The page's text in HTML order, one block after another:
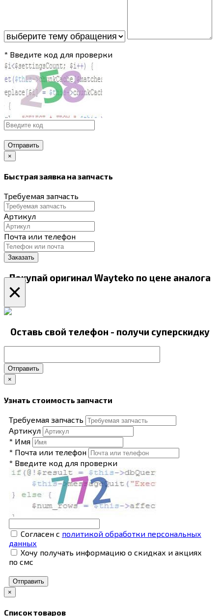
* Введите код для проверки
Отправить
×
Быстрая заявка на запчасть
Требуемая запчасть
Артикул
Почта или телефон
Покупай оригинал Wayteko по цене аналога
×
Оставь свой телефон - получи суперскидку
Отправить
×
Узнать стоимость запчасти
Требуемая запчасть
Артикул
* Имя
* Почта или телефон
* Введите код для проверки
Согласен с политикой обработки персональных
данных
Хочу получать информацию о скидках и акциях
по смс
Отправить
×
Список товаров